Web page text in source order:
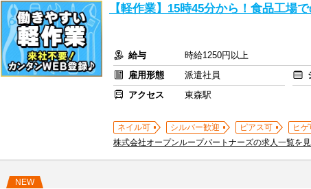
【軽作業】15時45分から！食品工場
給与
時給1250円以上
雇用形態
派遣社員
アクセス
東森駅
ネイル可 シルバー歓迎 ピアス可 ヒゲ
株式会社オープンループパートナーズの求人一覧を
NEW